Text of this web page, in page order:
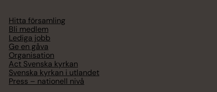
Hitta församling
Bli medlem
Lediga jobb
Ge en gåva
Organisation
Act Svenska kyrkan
Svenska kyrkan i utlandet
Press – nationell nivå